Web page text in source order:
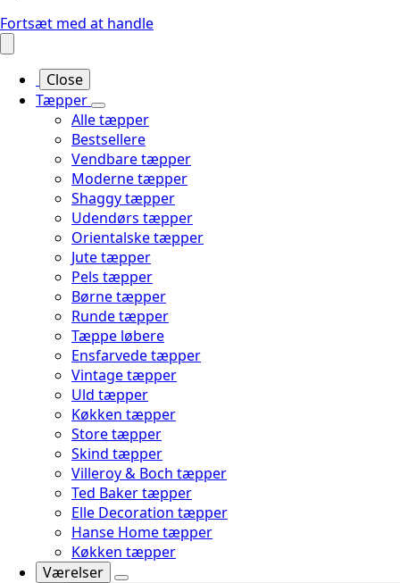
Fortsæt med at handle
Close
Tæpper
Alle tæpper
Bestsellere
Vendbare tæpper
Moderne tæpper
Shaggy tæpper
Udendørs tæpper
Orientalske tæpper
Jute tæpper
Pels tæpper
Børne tæpper
Runde tæpper
Tæppe løbere
Ensfarvede tæpper
Vintage tæpper
Uld tæpper
Køkken tæpper
Store tæpper
Skind tæpper
Villeroy & Boch tæpper
Ted Baker tæpper
Elle Decoration tæpper
Hanse Home tæpper
Køkken tæpper
Værelser